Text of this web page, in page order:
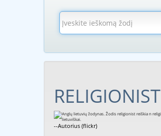
RELIGIONIST
--Autorius (flickr)